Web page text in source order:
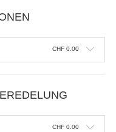
CHF 0.00
CHF 0.00